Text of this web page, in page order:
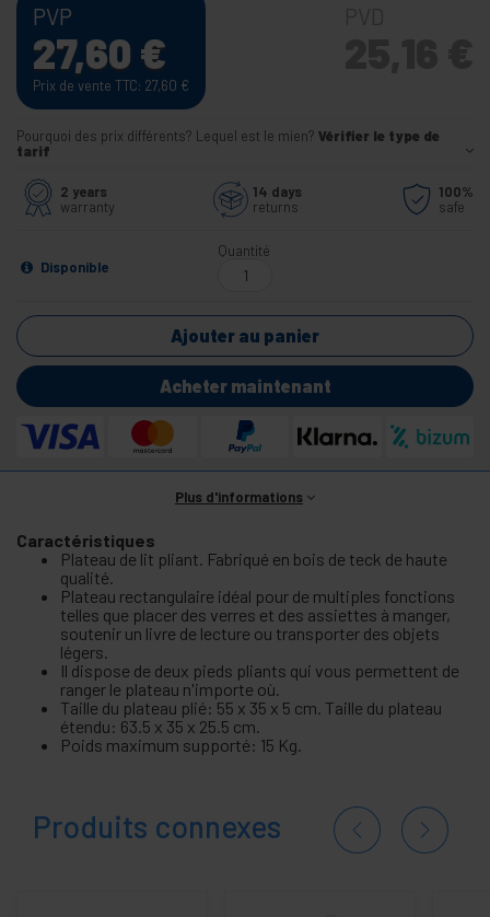
PVP
27,60 €
Prix de vente TTC: 27,60 €
Pourquoi des prix différents? Lequel est le mien? Vérifier le type de
tarif
2 years
warranty
14 days
returns
100%
safe
Disponible
Quantité
Ajouter au panier
Acheter maintenant
Plus d'informations
Caractéristiques
Plateau de lit pliant. Fabriqué en bois de teck de haute
qualité.
Plateau rectangulaire idéal pour de multiples fonctions
telles que placer des verres et des assiettes à manger,
soutenir un livre de lecture ou transporter des objets
légers.
Il dispose de deux pieds pliants qui vous permettent de
ranger le plateau n'importe où.
Taille du plateau plié: 55 x 35 x 5 cm. Taille du plateau
étendu: 63.5 x 35 x 25.5 cm.
Poids maximum supporté: 15 Kg.
Produits connexes